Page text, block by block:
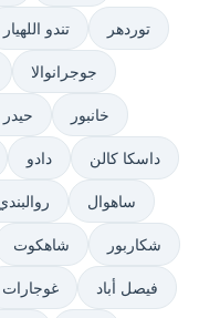
تندو اللهیار توردهر
جوجرانوالا
حيدر خانبور
دادو داسكا كالن
ساهوال
شاهكوت شكاربور
غوجارات فيصل أباد